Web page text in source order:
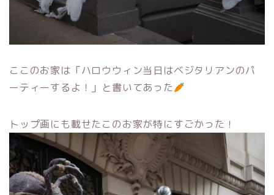
ここのお家は「ハロウウィン当日はベジタリアンのパ
ーティーするよ！」と書いてあった
トップ画にも載せたこのお家が特にすごかった！